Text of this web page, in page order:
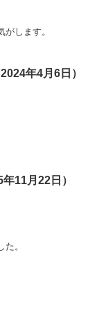
します。
年4月6日）
11月22日）
。